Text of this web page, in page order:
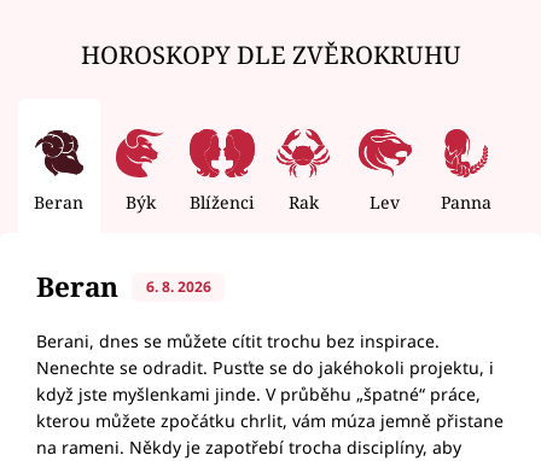
HOROSKOPY DLE ZVĚROKRUHU
Beran Býk Blíženci Rak Lev Panna
Beran 6. 8. 2026
Berani, dnes se můžete cítit trochu bez inspirace.
Nenechte se odradit. Pusťte se do jakéhokoli projektu, i
když jste myšlenkami jinde. V průběhu „špatné“ práce,
kterou můžete zpočátku chrlit, vám múza jemně přistane
na rameni. Někdy je zapotřebí trocha disciplíny, aby